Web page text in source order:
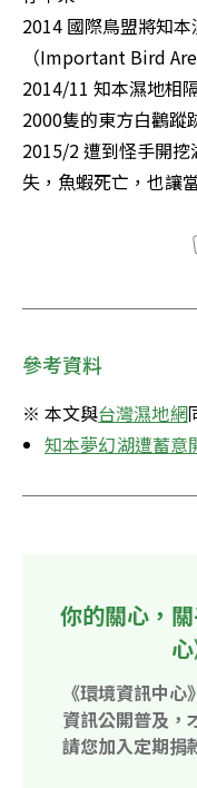
2014 國際鳥盟將知本
（Important Bird
2014/11 知本濕地相
2000隻的東方白鸛蹤
2015/2 遭到怪手開
失，魚蝦死亡，也讓
參考資料
※ 本文與台灣濕地網
知本夢幻湖遭蓄意
你的關心，
《環境資訊中
資訊公開普及，
請您加入定期捐